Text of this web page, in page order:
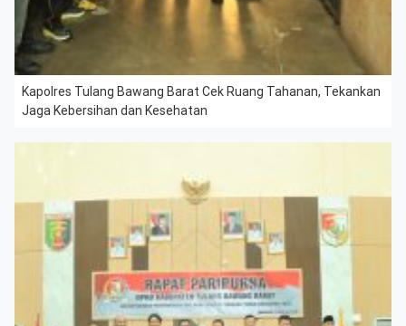
Kapolres Tulang Bawang Barat Cek Ruang Tahanan, Tekankan
Jaga Kebersihan dan Kesehatan